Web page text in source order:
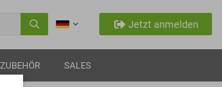
Jetzt anmelden
ZUBEHÖR SALES